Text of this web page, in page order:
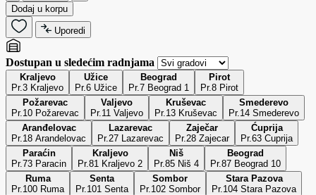
Dodaj u korpu
Uporedi
Dostupan u sledećim radnjama
Kraljevo
Pr.3 Kraljevo
Užice
Pr.6 Užice
Beograd
Pr.7 Beograd 1
Pirot
Pr.8 Pirot
Požarevac
Pr.10 Požarevac
Valjevo
Pr.11 Valjevo
Kruševac
Pr.13 Kruševac
Smederevo
Pr.14 Smederevo
Aranđelovac
Pr.18 Arandelovac
Lazarevac
Pr.27 Lazarevac
Zaječar
Pr.28 Zajecar
Ćuprija
Pr.63 Cuprija
Paraćin
Pr.73 Paracin
Kraljevo
Pr.81 Kraljevo 2
Niš
Pr.85 Niš 4
Beograd
Pr.87 Beograd 10
Ruma
Pr.100 Ruma
Senta
Pr.101 Senta
Sombor
Pr.102 Sombor
Stara Pazova
Pr.104 Stara Pazova